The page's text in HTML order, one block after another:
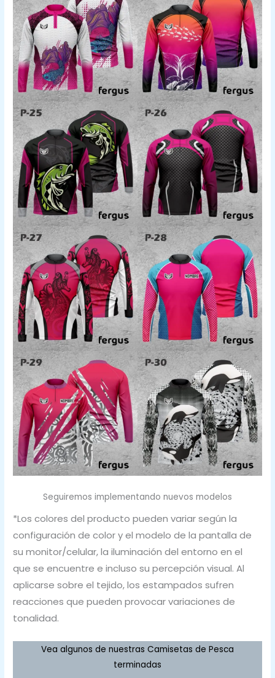
Seguiremos implementando nuevos modelos
*Los colores del producto pueden variar según la
configuración de color y el modelo de la pantalla de
su monitor/celular, la iluminación del entorno en el
que se encuentre e incluso su percepción visual. Al
aplicarse sobre el tejido, los estampados sufren
reacciones que pueden provocar variaciones de
tonalidad.
Vea algunos de nuestras Camisetas de Pesca
terminadas